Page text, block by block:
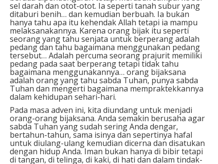
sel darah dan otot-otot. Ia seperti tanah subur yang
ditaburi benih… dan kemudian berbuah. Ia bukan
hanya tahu apa itu kehendak Allah tetapi ia mampu
melaksanakannya. Karena orang bijak itu seperti
seorang yang tahu senjata untuk berperang adalah
pedang dan tahu bagaimana menggunakan pedang
tersebut… Adalah percuma seorang prajurit memiliki
pedang pada saat berperang tetapi tidak tahu
bagaimana menggunakannya… orang bijaksana
adalah orang yang tahu sabda Tuhan, punya sabda
Tuhan dan mengerti bagaimana mempraktekkannya
dalam kehidupan sehari-hari.
Pada masa adven ini, kita diundang untuk menjadi
orang-orang bijaksana. Anda semakin berusaha agar
sabda Tuhan yang sudah sering Anda dengar,
bertahun-tahun, sama isinya dan sepertinya hafal
untuk diulang-ulang kemudian dicerna dan disatukan
dengan hidup Anda. Iman bukan hanya di bibir tetapi
di tangan, di telinga, di kaki, di hati dan dalam tindak-